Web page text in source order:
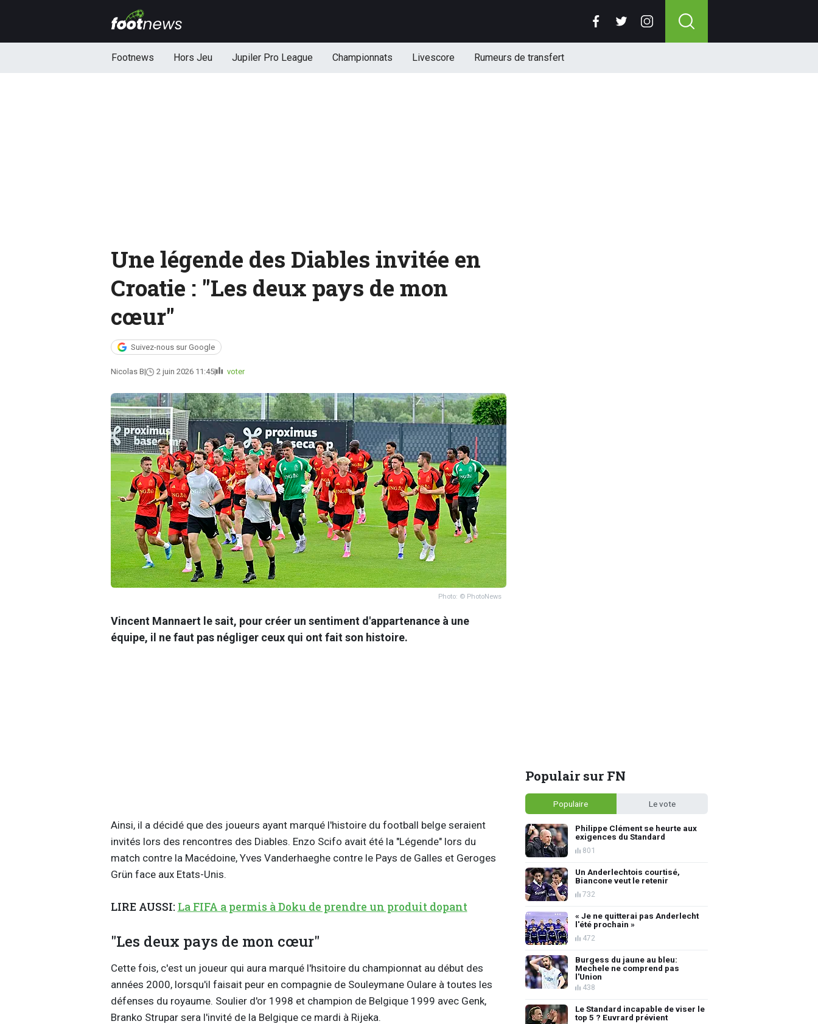
Footnews Hors Jeu Jupiler Pro League Championnats Livescore Rumeurs de transfert
Une légende des Diables invitée en
Croatie : "Les deux pays de mon
cœur"
Suivez-nous sur Google
Nicolas B 2 juin 2026 11:45 voter
Photo: © PhotoNews
Vincent Mannaert le sait, pour créer un sentiment d'appartenance à une
équipe, il ne faut pas négliger ceux qui ont fait son histoire.
Ainsi, il a décidé que des joueurs ayant marqué l'histoire du football belge seraient
invités lors des rencontres des Diables. Enzo Scifo avait été la "Légende" lors du
match contre la Macédoine, Yves Vanderhaeghe contre le Pays de Galles et Geroges
Grün face aux Etats-Unis.
LIRE AUSSI: La FIFA a permis à Doku de prendre un produit dopant
"Les deux pays de mon cœur"
Cette fois, c'est un joueur qui aura marqué l'hsitoire du championnat au début des
années 2000, lorsqu'il faisait peur en compagnie de Souleymane Oulare à toutes les
défenses du royaume. Soulier d'or 1998 et champion de Belgique 1999 avec Genk,
Branko Strupar sera l'invité de la Belgique ce mardi à Rijeka.
Populair sur FN
Populaire Le vote
Philippe Clément se heurte aux
exigences du Standard
801
Un Anderlechtois courtisé,
Biancone veut le retenir
732
« Je ne quitterai pas Anderlecht
l'été prochain »
472
Burgess du jaune au bleu:
Mechele ne comprend pas
l'Union
438
Le Standard incapable de viser le
top 5 ? Euvrard prévient